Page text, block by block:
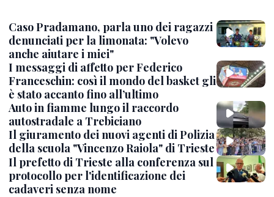
Caso Pradamano, parla uno dei ragazzi
denunciati per la limonata: "Volevo
anche aiutare i miei"
I messaggi di affetto per Federico
Franceschin: così il mondo del basket gli
è stato accanto fino all’ultimo
Auto in fiamme lungo il raccordo
autostradale a Trebiciano
Il giuramento dei nuovi agenti di Polizia
della scuola "Vincenzo Raiola" di Trieste
Il prefetto di Trieste alla conferenza sul
protocollo per l'identificazione dei
cadaveri senza nome